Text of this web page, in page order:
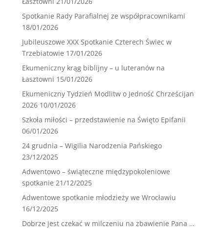
Spotkanie Rady Parafialnej ze współpracownikami
18/01/2026
Jubileuszowe XXX Spotkanie Czterech Świec w
Trzebiatowie 17/01/2026
Ekumeniczny krąg biblijny – u luteranów na
Łasztowni 15/01/2026
Ekumeniczny Tydzień Modlitw o Jedność Chrześcijan
2026 10/01/2026
Szkoła miłości – przedstawienie na Święto Epifanii
06/01/2026
24 grudnia – Wigilia Narodzenia Pańskiego
23/12/2025
Adwentowo – świąteczne międzypokoleniowe
spotkanie 21/12/2025
Adwentowe spotkanie młodzieży we Wrocławiu
16/12/2025
Dobrze jest czekać w milczeniu na zbawienie Pana …